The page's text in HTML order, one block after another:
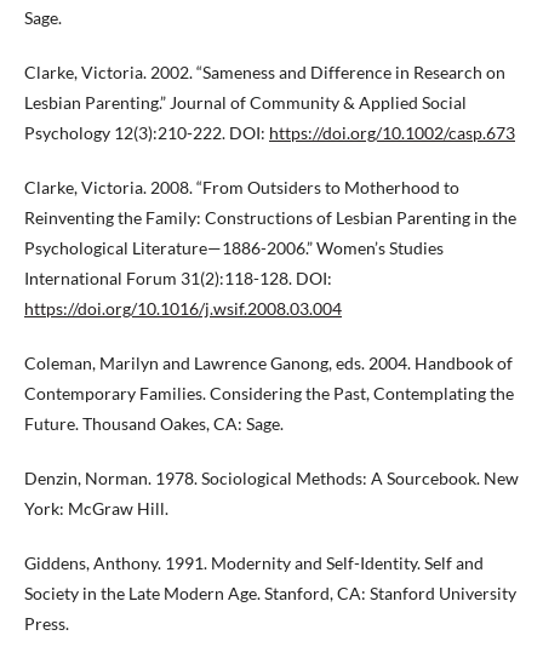
Sage.
Clarke, Victoria. 2002. “Sameness and Difference in Research on
Lesbian Parenting.” Journal of Community & Applied Social
Psychology 12(3):210-222. DOI: https://doi.org/10.1002/casp.673
Clarke, Victoria. 2008. “From Outsiders to Motherhood to
Reinventing the Family: Constructions of Lesbian Parenting in the
Psychological Literature—1886-2006.” Women’s Studies
International Forum 31(2):118-128. DOI:
https://doi.org/10.1016/j.wsif.2008.03.004
Coleman, Marilyn and Lawrence Ganong, eds. 2004. Handbook of
Contemporary Families. Considering the Past, Contemplating the
Future. Thousand Oakes, CA: Sage.
Denzin, Norman. 1978. Sociological Methods: A Sourcebook. New
York: McGraw Hill.
Giddens, Anthony. 1991. Modernity and Self-Identity. Self and
Society in the Late Modern Age. Stanford, CA: Stanford University
Press.